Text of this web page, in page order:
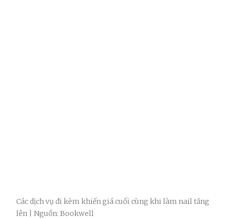
Các dịch vụ đi kèm khiến giá cuối cùng khi làm nail tăng
lên | Nguồn: Bookwell